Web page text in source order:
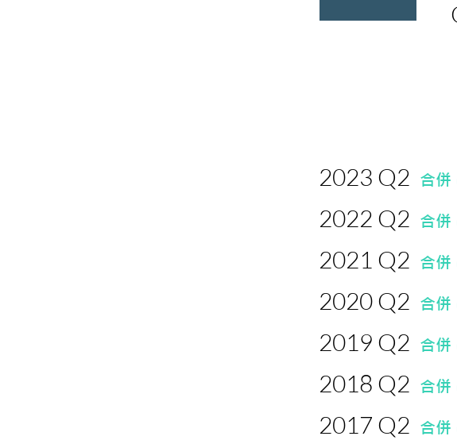
2023 Q2 合併
2022 Q2 合併
2021 Q2 合併
2020 Q2 合併
2019 Q2 合
2018 Q2 合
2017 Q2 合